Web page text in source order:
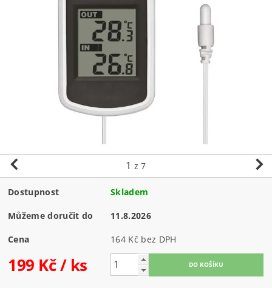
1 z 7
Dostupnost Skladem
Můžeme doručit do 11.8.2026
Cena 164 Kč bez DPH
199 Kč/ ks